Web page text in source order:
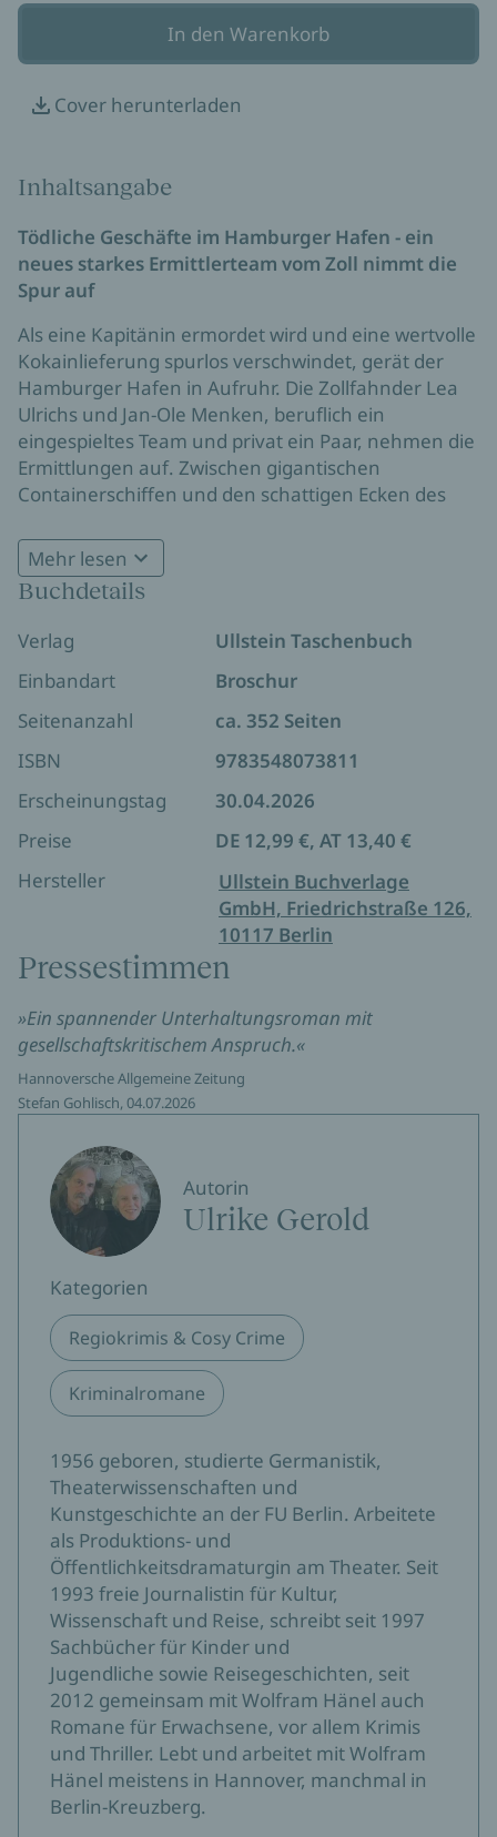
In den Warenkorb
Cover herunterladen
Inhaltsangabe
Tödliche Geschäfte im Hamburger Hafen - ein
neues starkes Ermittlerteam vom Zoll nimmt die
Spur auf
Als eine Kapitänin ermordet wird und eine wertvolle
Kokainlieferung spurlos verschwindet, gerät der
Hamburger Hafen in Aufruhr. Die Zollfahnder Lea
Ulrichs und Jan-Ole Menken, beruflich ein
eingespieltes Team und privat ein Paar, nehmen die
Ermittlungen auf. Zwischen gigantischen
Containerschiffen und den schattigen Ecken des
Netzwerk, das den europäischen Drogenmarkt
aufrollen will. Als ein verdeckter Ermittler
verschwindet und plötzlich ein Toter vor ihrer
Haustür liegt, wird klar: Jemand beobachtet die
Ermittler und kommt ihnen gefährlich nahe. Die
Spur führt bis in die höchsten Ränge der Behörden.
Ein Wettlauf gegen die Zeit beginnt, denn nicht nur
ihr Kollege schwebt in Lebensgefahr - auch sie
selbst sind ins Visier geraten.
authentische Einblicke in die Arbeit der
Zollfahndung
Mehr lesen
Buchdetails
Verlag
Ullstein Taschenbuch
Einbandart
Broschur
Seitenanzahl
ca. 352 Seiten
ISBN
9783548073811
Erscheinungstag
30.04.2026
Preise
DE 12,99 €, AT 13,40 €
Hersteller
Ullstein Buchverlage
GmbH, Friedrichstraße 126,
10117 Berlin
Pressestimmen
»Ein spannender Unterhaltungsroman mit
gesellschaftskritischem Anspruch.«
Hannoversche Allgemeine Zeitung
Stefan Gohlisch, 04.07.2026
Autorin
Ulrike Gerold
Kategorien
Regiokrimis & Cosy Crime
Kriminalromane
1956 geboren, studierte Germanistik,
Theaterwissenschaften und
Kunstgeschichte an der FU Berlin. Arbeitete
als Produktions- und
Öffentlichkeitsdramaturgin am Theater. Seit
1993 freie Journalistin für Kultur,
Wissenschaft und Reise, schreibt seit 1997
Sachbücher für Kinder und
Jugendliche sowie Reisegeschichten, seit
2012 gemeinsam mit Wolfram Hänel auch
Romane für Erwachsene, vor allem Krimis
und Thriller. Lebt und arbeitet mit Wolfram
Hänel meistens in Hannover, manchmal in
Berlin-Kreuzberg.